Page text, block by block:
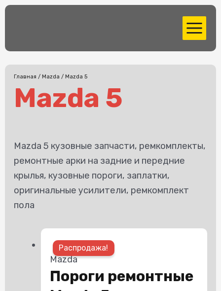
Перейти
MAIN
MENU
Главная / Mazda / Mazda 5
Mazda 5
Mazda 5 кузовные запчасти, ремкомплекты,
ремонтные арки на задние и передние
крылья, кузовные пороги, заплатки,
оригинальные усилители, ремкомплект
пола
Распродажа!
Mazda
Пороги ремонтные